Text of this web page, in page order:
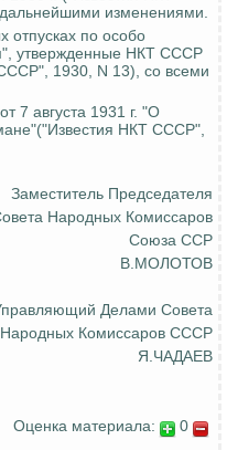
изменениями.
отпусках по особо
утвержденные НКТ СССР
1930, N 13), со всеми
7 августа 1931 г. "О
"("Известия НКТ СССР",
Заместитель Председателя
Народных Комиссаров
Союза ССР
В.МОЛОТОВ
Делами Совета
Народных Комиссаров СССР
Я.ЧАДАЕВ
Оценка материала: 0